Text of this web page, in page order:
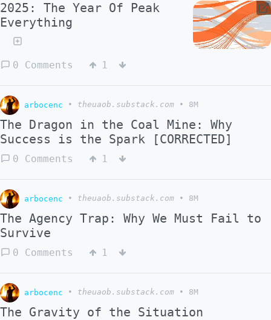
2025: The Year Of Peak
Everything
0 Comments 1
arbocenc • theuaob.substack.com • 8M
The Dragon in the Coal Mine: Why
Success is the Spark [CORRECTED]
0 Comments 1
arbocenc • theuaob.substack.com • 8M
The Agency Trap: Why We Must Fail to
Survive
0 Comments 1
arbocenc • theuaob.substack.com • 8M
The Gravity of the Situation